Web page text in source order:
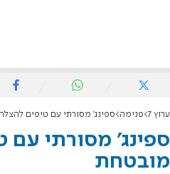
ערוץ 7 פנימה ספינג' מסורתי עם טיפים
ספינג' מסורתי עם
מובטחת